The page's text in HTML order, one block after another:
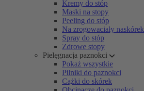
Kremy do stóp
Maski na stopy
Peeling do stóp
Na zrogowaciały naskórek
Spray do stóp
Zdrowe stopy
Pielęgnacja paznokci
Pokaż wszystkie
Pilniki do paznokci
Cążki do skórek